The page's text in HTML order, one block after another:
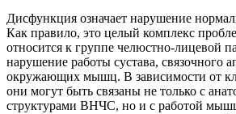
Дисфункция означает нарушение
Как правило, это целый комплекс
относится к группе челюстно-лицевой
нарушение работы сустава, связочного
окружающих мышц. В зависимости от
они могут быть связаны не только с
структурами ВНЧС, но и с работой